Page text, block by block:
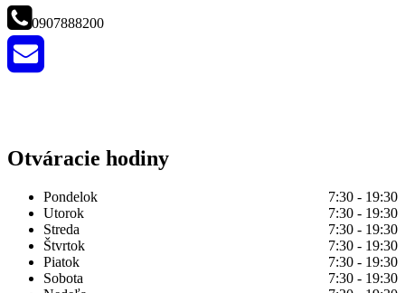
0907888200
Otváracie hodiny
Pondelok
7:30 - 19:30
Utorok
7:30 - 19:30
Streda
7:30 - 19:30
Štvrtok
7:30 - 19:30
Piatok
7:30 - 19:30
Sobota
7:30 - 19:30